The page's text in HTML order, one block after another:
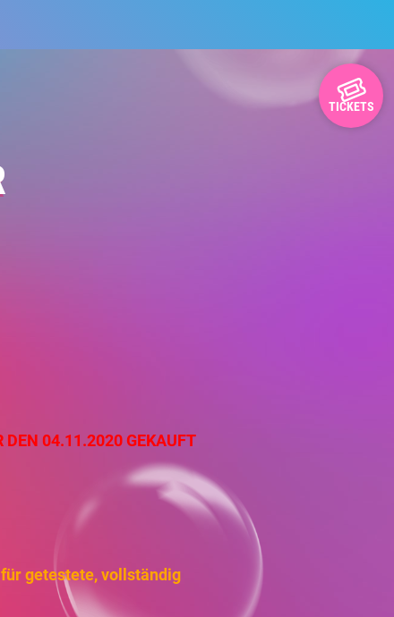
TICKETS
DEN 04.11.2020 GEKAUFT
getestete, vollständig